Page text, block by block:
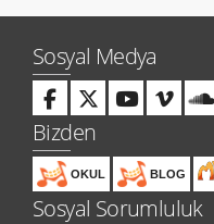
Sosyal Medya
Bizden
OKUL BLOG
Sosyal Sorumluluk